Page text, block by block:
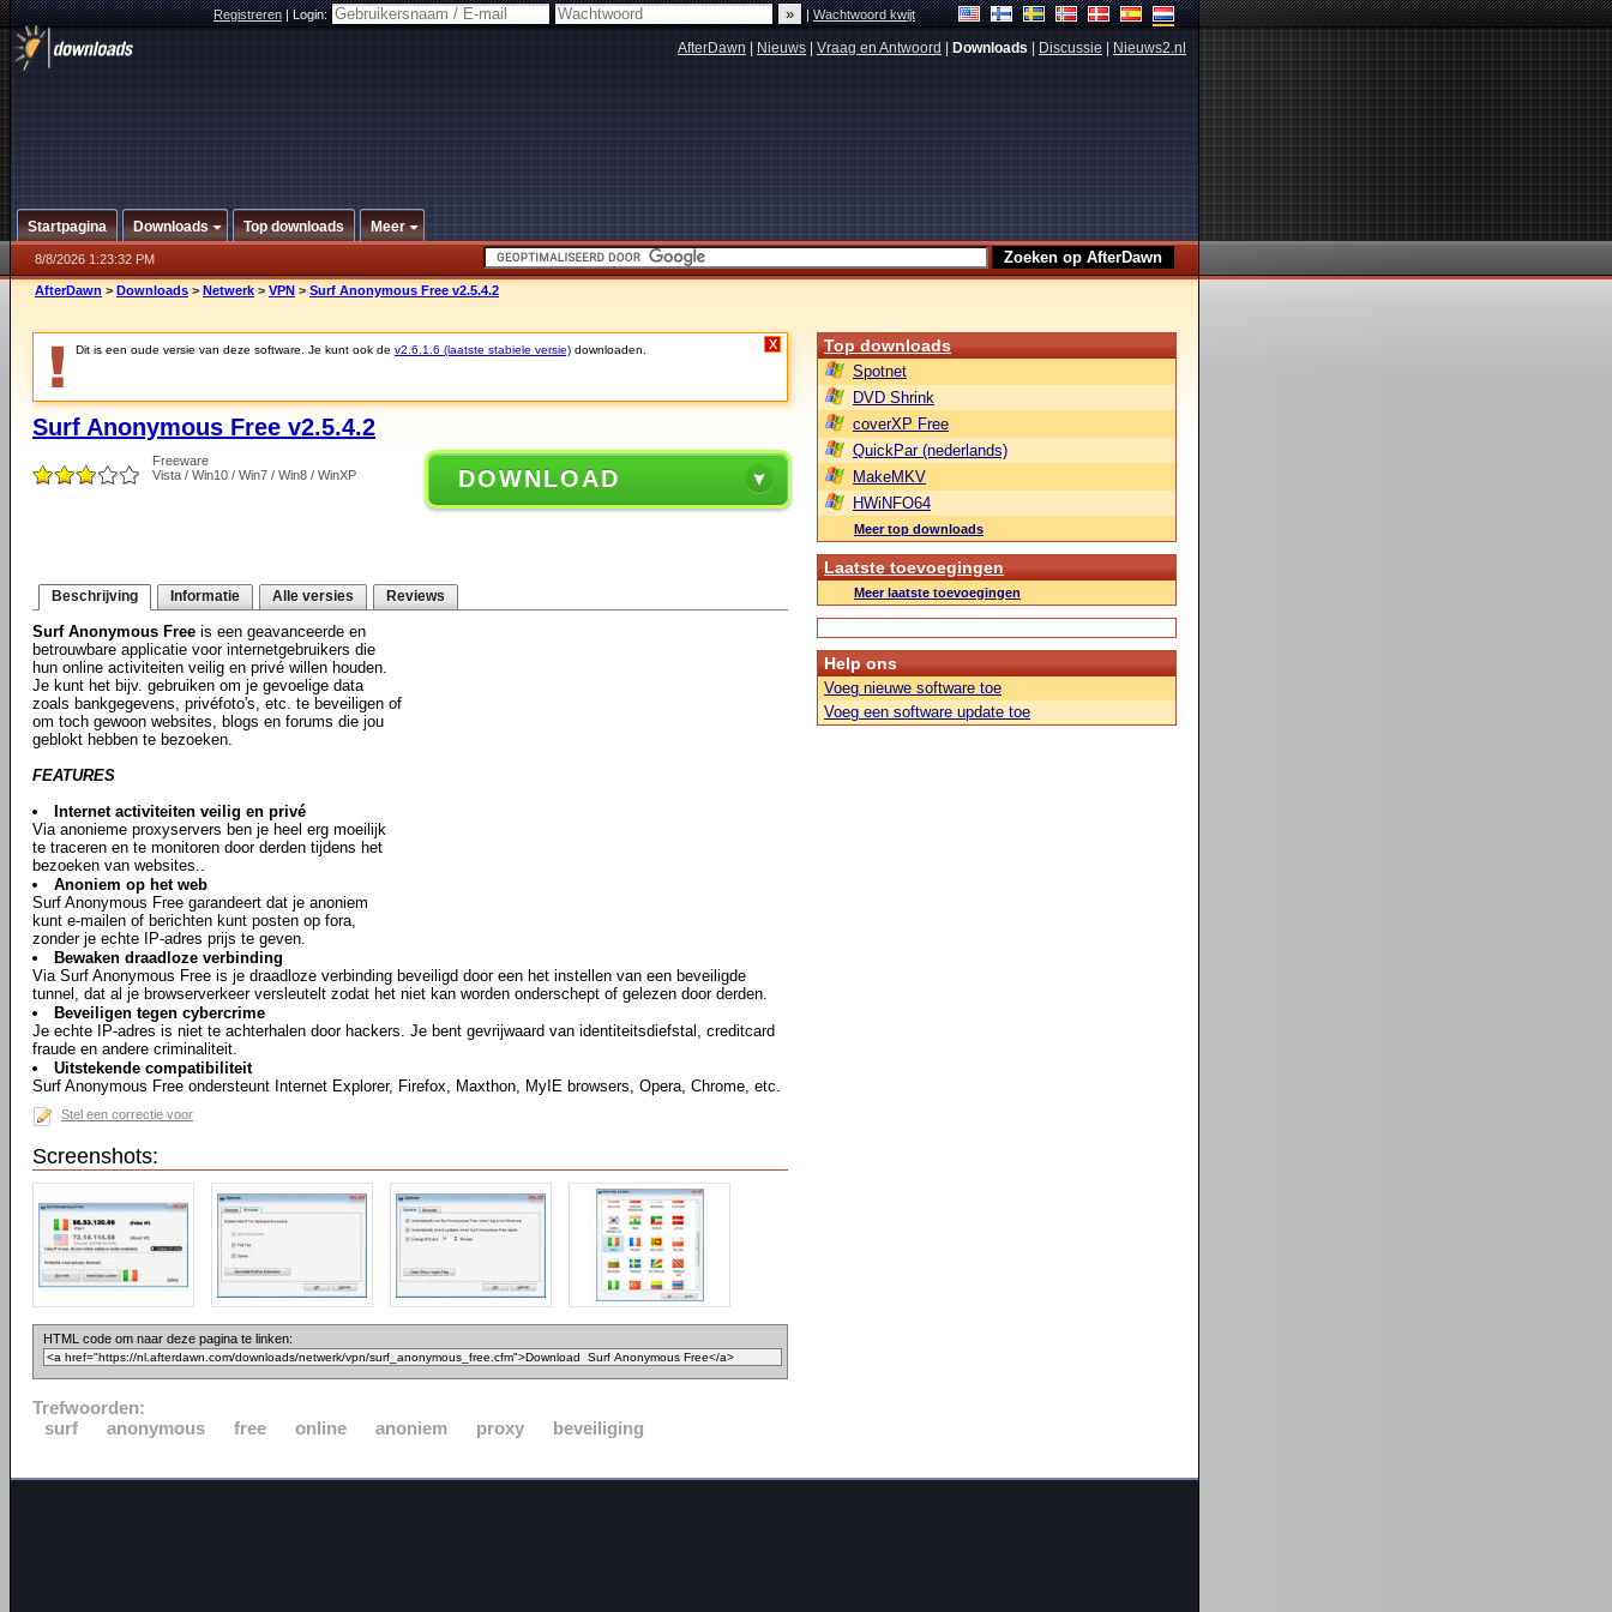
Registreren|Login: |Wachtwoord kwijt
AfterDawn Nieuws Vraag en Antwoord Downloads Discussie Nieuws2.nl
Startpagina Downloads Top downloads Meer
8/8/2026 1:23:32 PM
AfterDawn > Downloads > Netwerk > VPN > Surf Anonymous Free v2.5.4.2
Dit is een oude versie van deze software. Je kunt ook de v2.6.1.6 (laatste stabiele versie) downloaden. X
Surf Anonymous Free v2.5.4.2
Freeware
Vista / Win10 / Win7 / Win8 / WinXP
DOWNLOAD
Beschrijving Informatie Alle versies Reviews
Surf Anonymous Free is een geavanceerde en
betrouwbare applicatie voor internetgebruikers die
hun online activiteiten veilig en privé willen houden.
Je kunt het bijv. gebruiken om je gevoelige data
zoals bankgegevens, privéfoto's, etc. te beveiligen of
om toch gewoon websites, blogs en forums die jou
geblokt hebben te bezoeken.
FEATURES
Internet activiteiten veilig en privé
Via anonieme proxyservers ben je heel erg moeilijk
te traceren en te monitoren door derden tijdens het
bezoeken van websites..
Anoniem op het web
Surf Anonymous Free garandeert dat je anoniem
kunt e-mailen of berichten kunt posten op fora,
zonder je echte IP-adres prijs te geven.
Bewaken draadloze verbinding
Via Surf Anonymous Free is je draadloze verbinding beveiligd door een het instellen van een beveiligde
tunnel, dat al je browserverkeer versleutelt zodat het niet kan worden onderschept of gelezen door derden.
Beveiligen tegen cybercrime
Je echte IP-adres is niet te achterhalen door hackers. Je bent gevrijwaard van identiteitsdiefstal, creditcard
fraude en andere criminaliteit.
Uitstekende compatibiliteit
Surf Anonymous Free ondersteunt Internet Explorer, Firefox, Maxthon, MyIE browsers, Opera, Chrome, etc.
Stel een correctie voor
Screenshots:
HTML code om naar deze pagina te linken:
Trefwoorden:
surf
anonymous free online anoniem proxy beveiliging
Top downloads
Spotnet
DVD Shrink
coverXP Free
QuickPar (nederlands)
MakeMKV
HWiNFO64
Meer top downloads
Laatste toevoegingen
Meer laatste toevoegingen
Help ons
Voeg nieuwe software toe
Voeg een software update toe